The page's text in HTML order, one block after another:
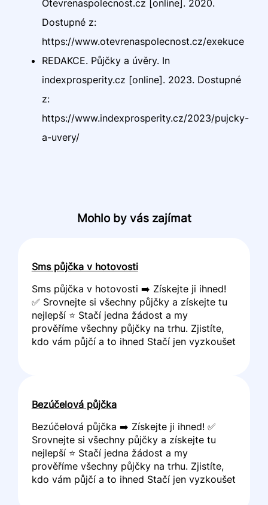
Otevrenaspolecnost.cz [online]. 2020.
Dostupné z:
https://www.otevrenaspolecnost.cz/exekuce
REDAKCE. Půjčky a úvěry. In
indexprosperity.cz [online]. 2023. Dostupné
z:
https://www.indexprosperity.cz/2023/pujcky-
a-uvery/
Mohlo by vás zajímat
Sms půjčka v hotovosti
Sms půjčka v hotovosti ➡️ Získejte ji ihned!
✅ Srovnejte si všechny půjčky a získejte tu
nejlepší ⭐ Stačí jedna žádost a my
prověříme všechny půjčky na trhu. Zjistíte,
kdo vám půjčí a to ihned Stačí jen vyzkoušet
Bezúčelová půjčka
Bezúčelová půjčka ➡️ Získejte ji ihned! ✅
Srovnejte si všechny půjčky a získejte tu
nejlepší ⭐ Stačí jedna žádost a my
prověříme všechny půjčky na trhu. Zjistíte,
kdo vám půjčí a to ihned Stačí jen vyzkoušet